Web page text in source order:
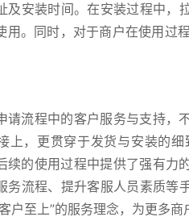
及安装时间。在安装过程中，
用。同时，对于商户在使用过
请流程中的客户服务与支持，
上，更贯穿于发货与安装的
续的使用过程中提供了强有力
务流程、提升客服人员素质等
户至上”的服务理念，为更多